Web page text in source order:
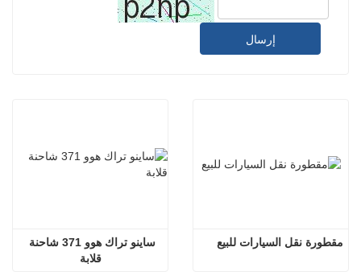
إرسال
قلابة
مقطورة نقل السيارات للبيع